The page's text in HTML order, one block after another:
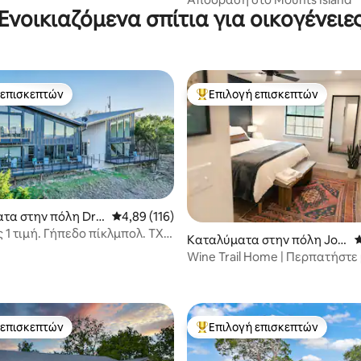
Ενοικιαζόμενα σπίτια για
5, 279 κριτικές
στην πόλη Drip Μέση βαθμολογία: 4,89 στα 5, 116 κριτικές
4,89 (116)
1 τιμή. Γήπεδο πίκλμπολ. TX
Κορυφαία επιλογή επισκεπτών
Επιλογή επισκεπτών
Καταλύματα στην πόλη Joh
nson City
Wine Trail Home | Περπατήστε
Κορυφαία επιλογή επισκεπτών
Επιλογή επισκεπτών